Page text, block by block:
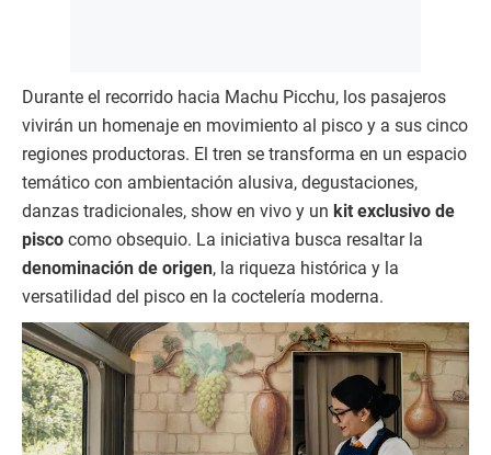
Durante el recorrido hacia Machu Picchu, los pasajeros
vivirán un homenaje en movimiento al pisco y a sus cinco
regiones productoras. El tren se transforma en un espacio
temático con ambientación alusiva, degustaciones,
danzas tradicionales, show en vivo y un kit exclusivo de
pisco como obsequio. La iniciativa busca resaltar la
denominación de origen, la riqueza histórica y la
versatilidad del pisco en la coctelería moderna.